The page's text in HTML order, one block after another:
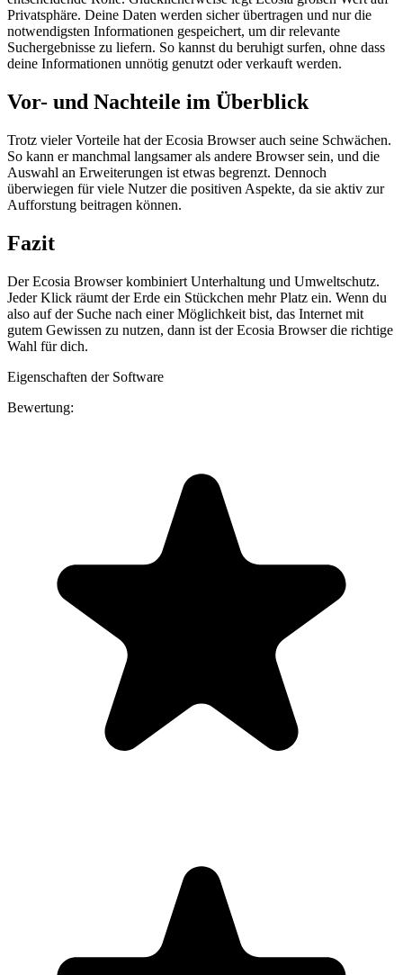
Privatsphäre. Deine Daten werden sicher übertragen und nur die
notwendigsten Informationen gespeichert, um dir relevante
Suchergebnisse zu liefern. So kannst du beruhigt surfen, ohne dass
deine Informationen unnötig genutzt oder verkauft werden.
Vor- und Nachteile im Überblick
Trotz vieler Vorteile hat der Ecosia Browser auch seine Schwächen.
So kann er manchmal langsamer als andere Browser sein, und die
Auswahl an Erweiterungen ist etwas begrenzt. Dennoch
überwiegen für viele Nutzer die positiven Aspekte, da sie aktiv zur
Aufforstung beitragen können.
Fazit
Der Ecosia Browser kombiniert Unterhaltung und Umweltschutz.
Jeder Klick räumt der Erde ein Stückchen mehr Platz ein. Wenn du
also auf der Suche nach einer Möglichkeit bist, das Internet mit
gutem Gewissen zu nutzen, dann ist der Ecosia Browser die richtige
Wahl für dich.
Eigenschaften der Software
Bewertung: